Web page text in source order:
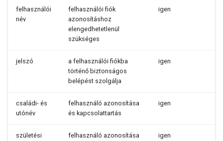
felhasználói
név
felhasználói fiók
azonosításhoz
elengedhetetlenül
szükséges
igen
jelszó
a felhasználói fiókba
történő biztonságos
belépést szolgálja
igen
családi- és
utónév
felhasználó azonosítása
és kapcsolattartás
igen
születési
felhasználó azonosítása igen